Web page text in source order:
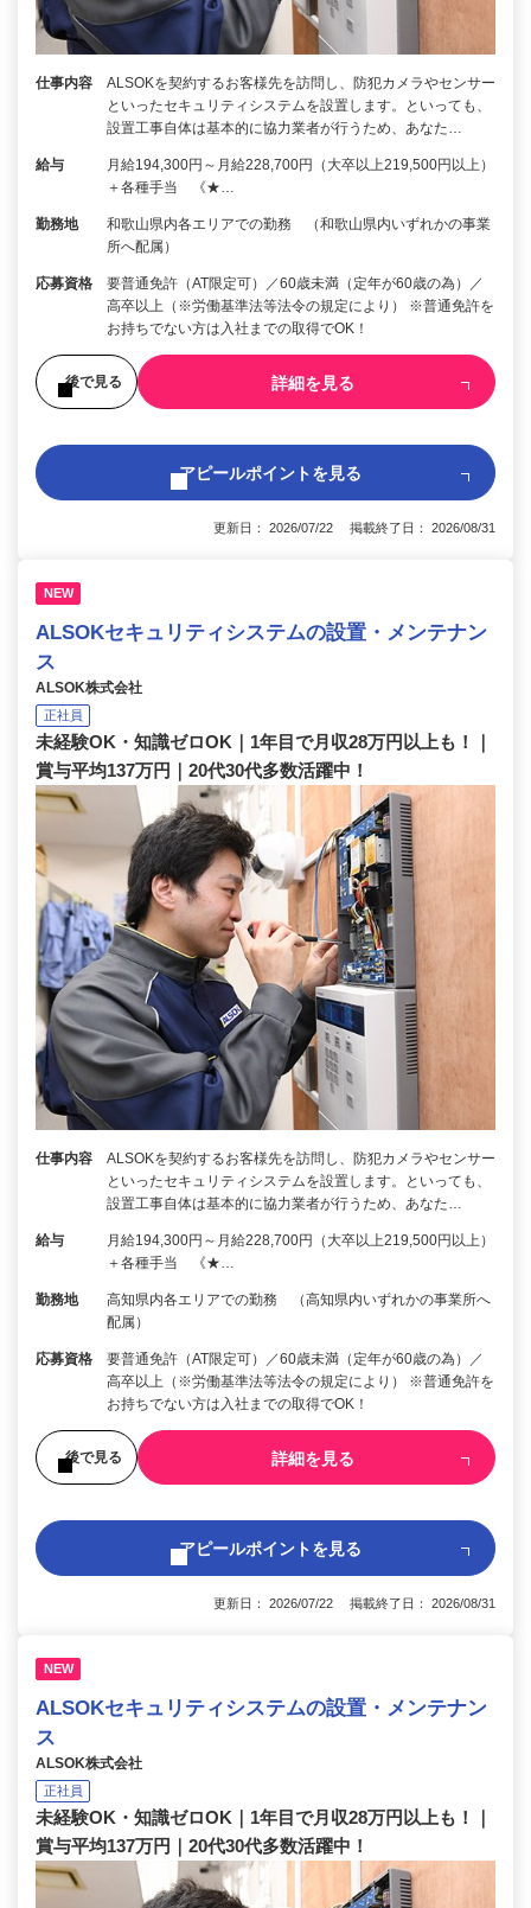
仕事内容
ALSOKを契約するお客様先を訪問し、防犯カメラやセンサー
といったセキュリティシステムを設置します。といっても、
設置工事自体は基本的に協力業者が行うため、あなた…
給与
月給194,300円～月給228,700円（大卒以上219,500円以上）
＋各種手当 《★…
勤務地
和歌山県内各エリアでの勤務 （和歌山県内いずれかの事業
所へ配属）
応募資格
要普通免許（AT限定可）／60歳未満（定年が60歳の為）／
高卒以上（※労働基準法等法令の規定により） ※普通免許を
お持ちでない方は入社までの取得でOK！
後で見る 詳細を見る
アピールポイントを見る
更新日： 2026/07/22 掲載終了日： 2026/08/31
NEW
ALSOKセキュリティシステムの設置・メンテナン
ス
ALSOK株式会社
正社員
未経験OK・知識ゼロOK｜1年目で月収28万円以上も！｜
賞与平均137万円｜20代30代多数活躍中！
仕事内容
ALSOKを契約するお客様先を訪問し、防犯カメラやセンサー
といったセキュリティシステムを設置します。といっても、
設置工事自体は基本的に協力業者が行うため、あなた…
給与
月給194,300円～月給228,700円（大卒以上219,500円以上）
＋各種手当 《★…
勤務地
高知県内各エリアでの勤務 （高知県内いずれかの事業所へ
配属）
応募資格
要普通免許（AT限定可）／60歳未満（定年が60歳の為）／
高卒以上（※労働基準法等法令の規定により） ※普通免許を
お持ちでない方は入社までの取得でOK！
後で見る 詳細を見る
アピールポイントを見る
更新日： 2026/07/22 掲載終了日： 2026/08/31
NEW
ALSOKセキュリティシステムの設置・メンテナン
ス
ALSOK株式会社
正社員
未経験OK・知識ゼロOK｜1年目で月収28万円以上も！｜
賞与平均137万円｜20代30代多数活躍中！